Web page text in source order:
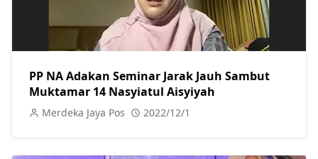
PP NA Adakan Seminar Jarak Jauh Sambut
Muktamar 14 Nasyiatul Aisyiyah
Merdeka Jaya Pos 2022/12/1